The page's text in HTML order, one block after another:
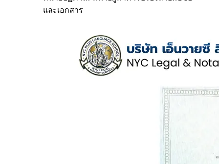
และเอกสาร